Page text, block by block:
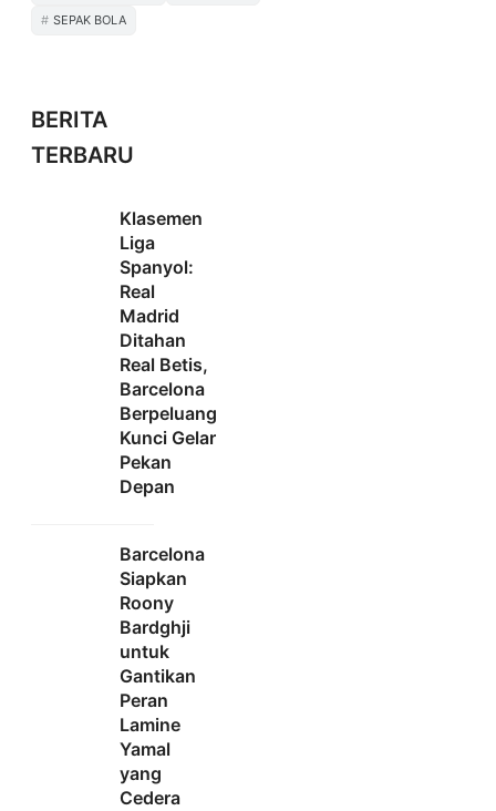
SEPAK BOLA
BERITA
TERBARU
Klasemen
Liga
Spanyol:
Real
Madrid
Ditahan
Real Betis,
Barcelona
Berpeluang
Kunci Gelar
Pekan
Depan
Barcelona
Siapkan
Roony
Bardghji
untuk
Gantikan
Peran
Lamine
Yamal
yang
Cedera